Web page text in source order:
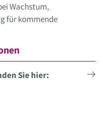
Wachstum,
für kommende
Sie hier: